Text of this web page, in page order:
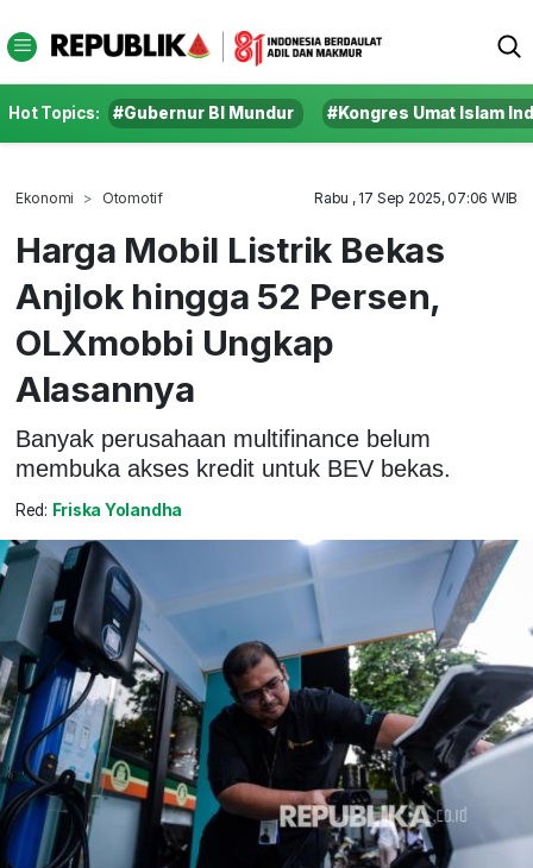
Hot Topics: #Gubernur BI Mundur #Kongres Umat Islam
Ekonomi Otomotif Rabu , 17 Sep 2025, 07:06 WIB
Harga Mobil Listrik Bekas
Anjlok hingga 52 Persen,
OLXmobbi Ungkap
Alasannya
Banyak perusahaan multifinance belum
membuka akses kredit untuk BEV bekas.
Red: Friska Yolandha